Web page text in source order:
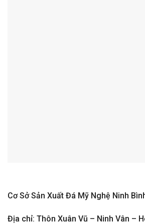
Cơ Sở Sản Xuất Đá Mỹ Nghệ Ninh
Địa chỉ: Thôn Xuân Vũ – Ninh Vân –